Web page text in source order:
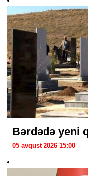
Bərdədə yeni
05 avqust 2026 15:00